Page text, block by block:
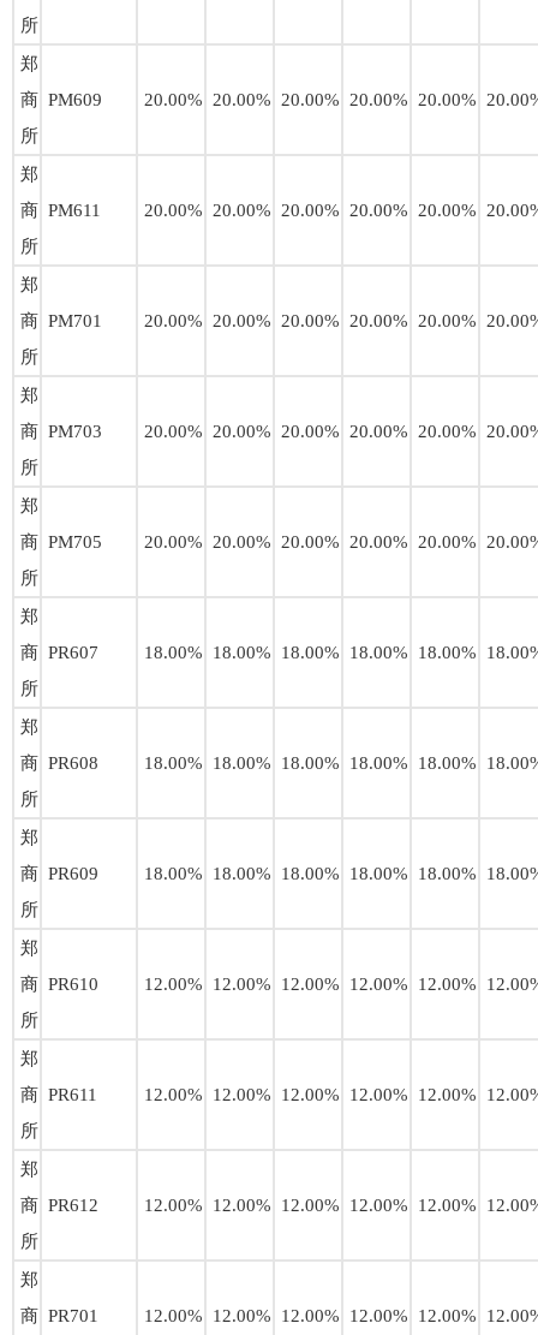
所
郑
商
所
PM609 20.00% 20.00% 20.00% 20.00% 20.00%
郑
商
所
PM611 20.00% 20.00% 20.00% 20.00% 20.00%
郑
商
所
PM701 20.00% 20.00% 20.00% 20.00% 20.00%
郑
商
所
PM703 20.00% 20.00% 20.00% 20.00% 20.00%
郑
商
所
PM705 20.00% 20.00% 20.00% 20.00% 20.00%
郑
商
所
PR607 18.00% 18.00% 18.00% 18.00% 18.00%
郑
商
所
PR608 18.00% 18.00% 18.00% 18.00% 18.00%
郑
商
所
PR609 18.00% 18.00% 18.00% 18.00% 18.00%
郑
商
所
PR610 12.00% 12.00% 12.00% 12.00% 12.00%
郑
商
所
PR611 12.00% 12.00% 12.00% 12.00% 12.00%
郑
商
所
PR612 12.00% 12.00% 12.00% 12.00% 12.00%
郑
商 PR701 12.00% 12.00% 12.00% 12.00% 12.00%